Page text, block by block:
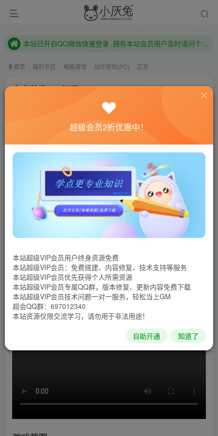
本站已开启QQ微信快速登录 ,拥有本站会员用户及时请问个人中心绑定！
本站已开启QQ微信快速登录 ,拥有本站会员用户及时请问个人中心绑定！
首页 福利专区 电脑游戏 动作冒险(PC) 正文
合金装备5：幻痛/Metal Gear Solid V The
0 729 127
联网教程： 内附教程
单机教程： 内附教程
不懂的话联系客服！！！
本站的资源转载自国内外各大媒体和网络，仅供试玩体
验。如果您喜欢该游戏内容，请支持正版→→→正版购买
作，在游戏中，小岛秀夫想要让玩家进一步感到战争的残
酷，每次战斗都很难全身而退，有些角色可能会在战斗结束
后失去肢体。在“阿富汗”关卡中，玩家的视野非常广阔。
游戏视频
超级会员2折优惠中！
本站超级VIP会员用户终身资源免费
本站超级VIP会员：免费搭建、内容修复、技术支持等服务
本站超级VIP会员优先获得个人所需资源
本站超级VIP会员专属QQ群，版本修复、更新内容免费下载
本站超级VIP会员技术问题一对一服务，轻松当上GM
超会QQ群：697012340
本站资源仅限交流学习，请勿用于非法用途！
自助开通 知道了